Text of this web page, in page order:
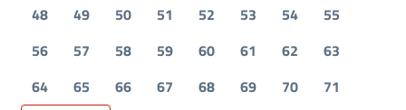
48
49 50 51 52 53 54
55
56
57 58 59 60 61 62
63
64
65 66 67 68 69 70
71